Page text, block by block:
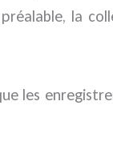
la
les